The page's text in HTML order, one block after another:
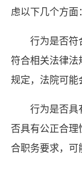
虑以下几个方面：
行为是否符合
符合相关法律
规定，法院可能
行为是否具有
否具有公正合理
合职务要求，可